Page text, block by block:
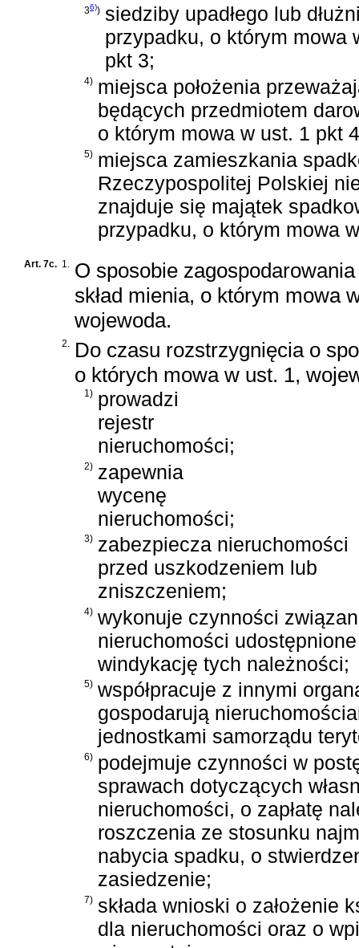
36)) siedziby upadłego lub
przypadku, o którym mowa
pkt 3;
4) miejsca położenia
będących przedmiotem
o którym mowa w ust. 1 pkt
5) miejsca zamieszkania
Rzeczypospolitej Polskiej
znajduje się majątek
przypadku, o którym mowa
Art. 7c. 1. O sposobie
skład mienia, o którym mowa
wojewoda.
2. Do czasu rozstrzygnięcia o
o których mowa w ust. 1,
1) prowadzi
rejestr
nieruchomości;
2) zapewnia
wycenę
nieruchomości;
3) zabezpiecza nieruchomości
przed uszkodzeniem lub
zniszczeniem;
4) wykonuje czynności
nieruchomości
windykację tych należności;
5) współpracuje z innymi
gospodarują
jednostkami samorządu
6) podejmuje czynności w
sprawach dotyczących
nieruchomości, o zapłatę
roszczenia ze stosunku
nabycia spadku, o
zasiedzenie;
7) składa wnioski o założenie
dla nieruchomości oraz o